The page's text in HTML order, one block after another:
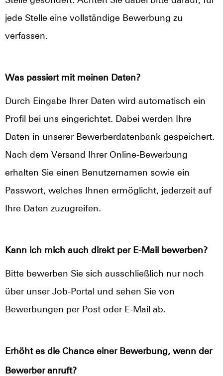
jede Stelle eine vollständige Bewerbung zu
verfassen.
Was passiert mit meinen Daten?
Durch Eingabe Ihrer Daten wird automatisch ein
Profil bei uns eingerichtet. Dabei werden Ihre
Daten in unserer Bewerberdatenbank gespeichert.
Nach dem Versand Ihrer Online-Bewerbung
erhalten Sie einen Benutzernamen sowie ein
Passwort, welches Ihnen ermöglicht, jederzeit auf
Ihre Daten zuzugreifen.
Kann ich mich auch direkt per E-Mail bewerben?
Bitte bewerben Sie sich ausschließlich nur noch
über unser Job-Portal und sehen Sie von
Bewerbungen per Post oder E-Mail ab.
Erhöht es die Chance einer Bewerbung, wenn der
Bewerber anruft?